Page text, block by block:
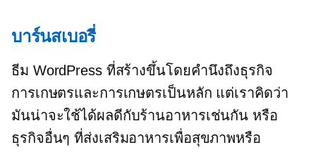
บาร์นสเบอรี่
ธีม WordPress ที่สร้างขึ้นโดยคำนึงถึงธุรกิจ
การเกษตรและการเกษตรเป็นหลัก แต่เราคิดว่า
มันน่าจะใช้ได้ผลดีกับร้านอาหารเช่นกัน หรือ
ธุรกิจอื่นๆ ที่ส่งเสริมอาหารเพื่อสุขภาพหรือ